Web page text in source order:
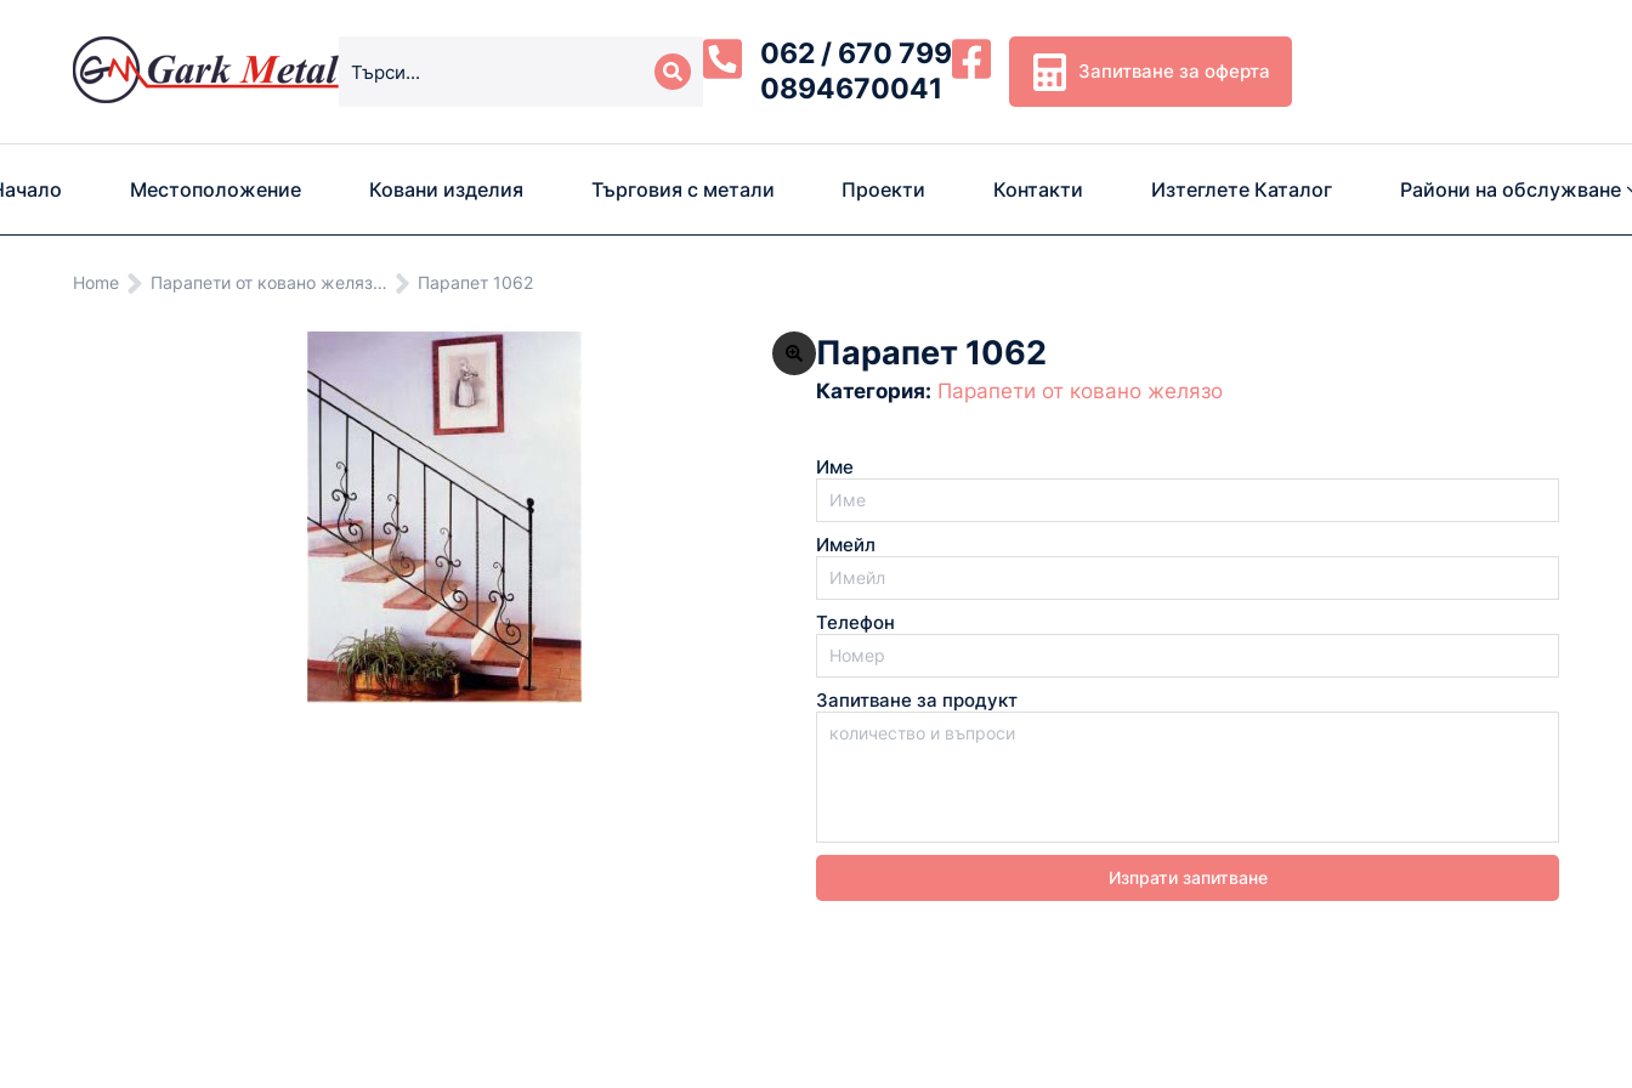
062 / 670 799
0894670041
Запитване за оферта
Местоположение Ковани изделия Търговия с метали Проекти Контакти Изтеглете Каталог Райони на обслужване
You are here:
Home Парапети от ковано желяз… Парапет 1062
Парапет 1062
Категория: Парапети от ковано желязо
Име
Имейл
Телефон
Запитване за продукт
Изпрати запитване